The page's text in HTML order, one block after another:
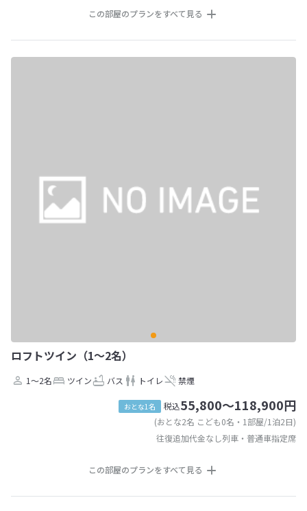
この部屋のプランをすべて見る
ロフトツイン（1～2名）
1～2名 ツイン バス トイレ 禁煙
おとな1名 税込55,800～118,900円
(おとな2名 こども0名・1部屋/1泊2日)
往復追加代金なし列車・普通車指定席
この部屋のプランをすべて見る